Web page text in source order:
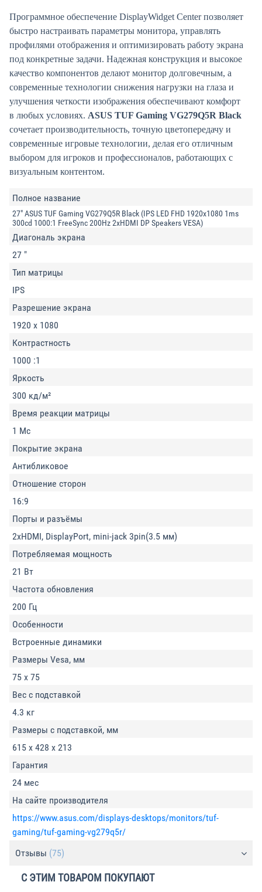
Программное обеспечение DisplayWidget Center позволяет
быстро настраивать параметры монитора, управлять
профилями отображения и оптимизировать работу экрана
под конкретные задачи. Надежная конструкция и высокое
качество компонентов делают монитор долговечным, а
современные технологии снижения нагрузки на глаза и
улучшения четкости изображения обеспечивают комфорт
в любых условиях. ASUS TUF Gaming VG279Q5R Black
сочетает производительность, точную цветопередачу и
современные игровые технологии, делая его отличным
выбором для игроков и профессионалов, работающих с
визуальным контентом.
Полное название
27" ASUS TUF Gaming VG279Q5R Black (IPS LED FHD 1920x1080 1ms
300cd 1000:1 FreeSync 200Hz 2xHDMI DP Speakers VESA)
Диагональ экрана
27 "
Тип матрицы
IPS
Разрешение экрана
1920 x 1080
Контрастность
1000 :1
Яркость
300 кд/м²
Время реакции матрицы
1 Мс
Покрытие экрана
Антибликовое
Отношение сторон
16:9
Порты и разъёмы
2xHDMI, DisplayPort, mini-jack 3pin(3.5 мм)
Потребляемая мощность
21 Вт
Частота обновления
200 Гц
Особенности
Встроенные динамики
Размеры Vesa, мм
75 x 75
Вес с подставкой
4.3 кг
Размеры с подставкой, мм
615 x 428 x 213
Гарантия
24 мес
На сайте производителя
https://www.asus.com/displays-desktops/monitors/tuf-
gaming/tuf-gaming-vg279q5r/
Отзывы (75)
С ЭТИМ ТОВАРОМ ПОКУПАЮТ